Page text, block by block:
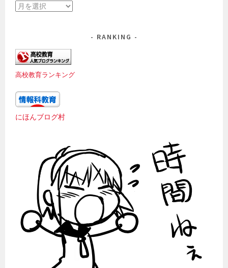
ア
ブ
RANKING
高校教育ランキング
にほんブログ村